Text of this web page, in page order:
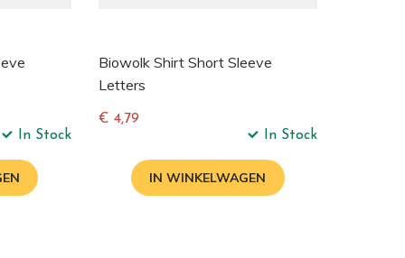
In Stock
Biowolk Shirt Short Sleeve
Letters
€ 4,79
In Stock
IN WINKELWAGEN